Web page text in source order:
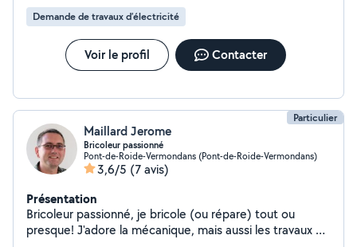
Demande de travaux d’électricité
Voir le profil Contacter
Particulier
Maillard Jerome
Bricoleur passionné
Pont-de-Roide-Vermondans (Pont-de-Roide-Vermondans)
3,6/5 (7 avis)
Présentation
Bricoleur passionné, je bricole (ou répare) tout ou
presque! J'adore la mécanique, mais aussi les travaux du